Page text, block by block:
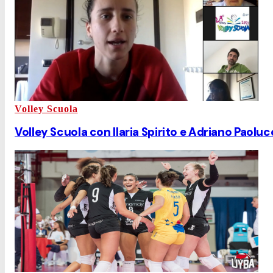
Volley Scuola
Volley Scuola con Ilaria Spirito e Adriano